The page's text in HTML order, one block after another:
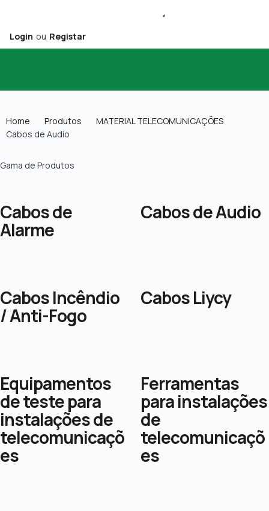
Login ou Registar
Home Produtos
MATERIAL TELECOMUNICAÇÕES
Cabos de Audio
Gama de Produtos
Cabos de
Alarme
Cabos de Audio
Cabos Incêndio
/ Anti-Fogo
Cabos Liycy
Equipamentos
de teste para
instalações de
telecomunicaçõ
es
Ferramentas
para instalações
de
telecomunicaçõ
es